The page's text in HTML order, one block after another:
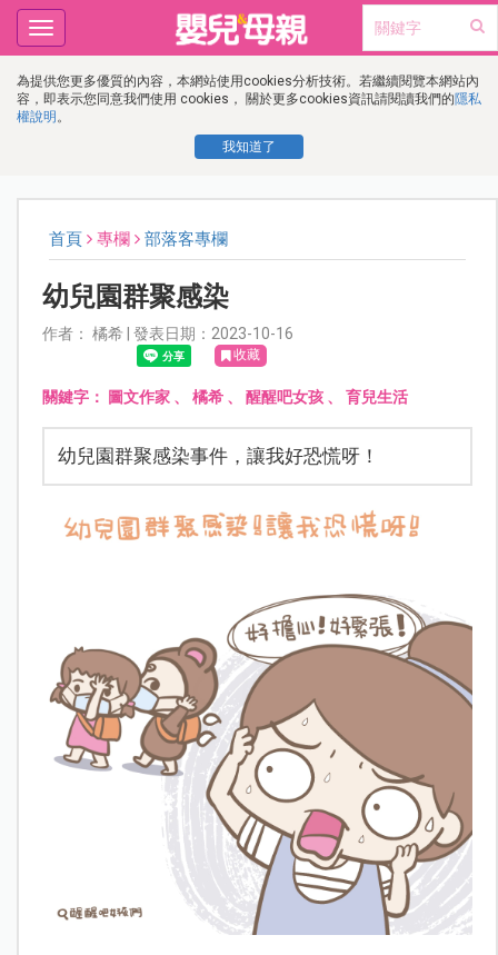
為提供您更多優質的內容，本網站使用cookies分析技術。若繼續閱覽本網站內
容，即表示您同意我們使用 cookies， 關於更多cookies資訊請閱讀我們的隱私
權說明 。
我知道了
Toggle
navigation
首頁 專欄 部落客專欄
幼兒園群聚感染
作者： 橘希 | 發表日期：2023-10-16
收藏
關鍵字： 圖文作家、 橘希、 醒醒吧女孩、 育兒生活
幼兒園群聚感染事件，讓我好恐慌呀！